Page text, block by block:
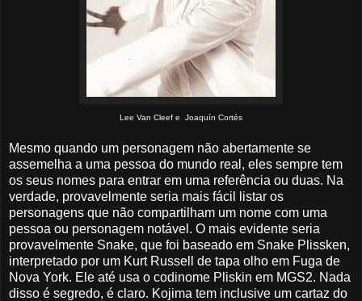
Lee Van Cleef e Joaquín Cortés
Mesmo quando um personagem não abertamente se
assemelha a uma pessoa do mundo real, eles sempre tem
os seus nomes para entrar em uma referência ou duas. Na
verdade, provavelmente seria mais fácil listar os
personagens que não compartilham um nome com uma
pessoa ou personagem notável. O mais evidente seria
provavelmente Snake, que foi baseado em Snake Plissken,
interpretado por um Kurt Russell de tapa olho em Fuga de
Nova York. Ele até usa o codinome Pliskin em MGS2. Nada
disso é segredo, é claro. Kojima tem inclusive um cartaz do